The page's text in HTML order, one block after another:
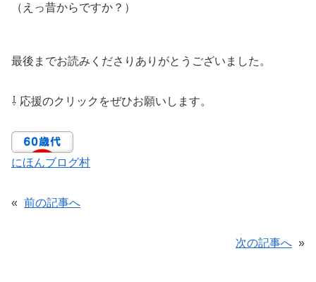
（えっ昔からですか？）
最後までお読みくださりありがとうございました。
⇩ 応援のクリックをぜひお願いします。
にほんブログ村
« 前の記事へ
次の記事へ »